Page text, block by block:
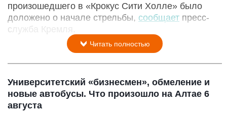
произошедшего в «Крокус Сити Холле» было
доложено о начале стрельбы, сообщает пресс-
служба Кремля.
Читать полностью
Университетский «бизнесмен», обмеление и
новые автобусы. Что произошло на Алтае 6
августа